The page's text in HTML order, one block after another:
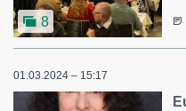
8
01.03.2024 – 15:17